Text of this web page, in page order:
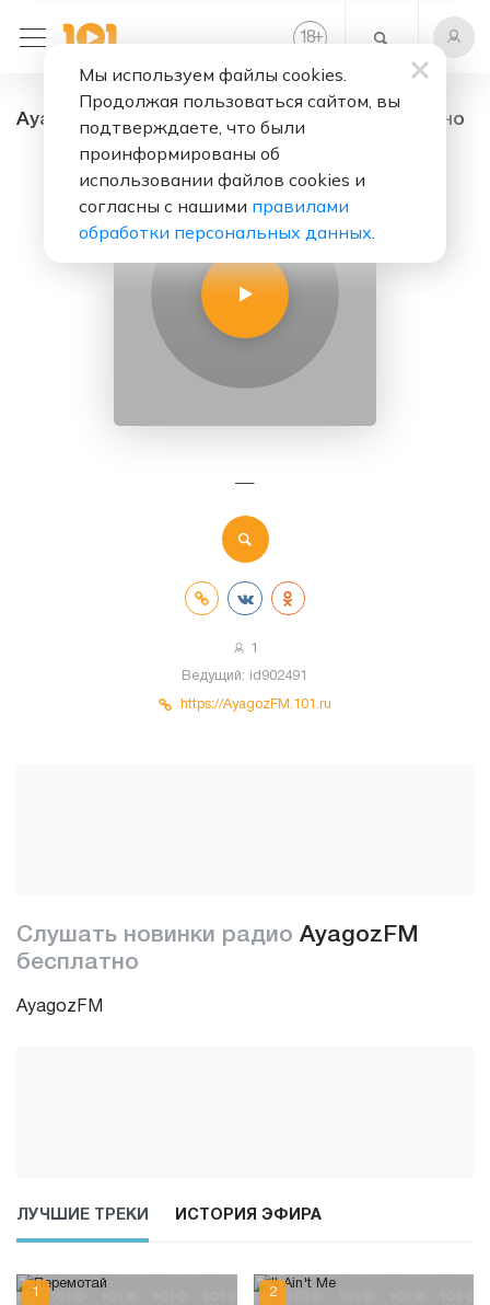
18+
AyagozFM - радио онлайн. Слушать бесплатно
—
1
Ведущий: id902491
https://AyagozFM.101.ru
Слушать новинки радио AyagozFM
бесплатно
AyagozFM
ЛУЧШИЕ ТРЕКИ ИСТОРИЯ ЭФИРА
Мы используем файлы cookies.
Продолжая пользоваться сайтом, вы
подтверждаете, что были
проинформированы об
использовании файлов cookies и
согласны с нашими правилами
обработки персональных данных.